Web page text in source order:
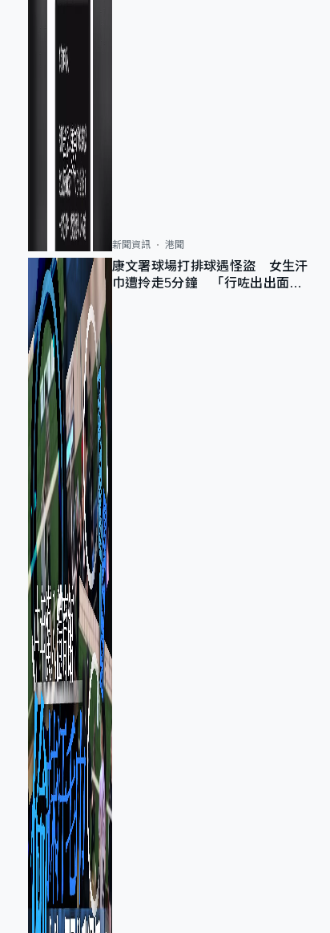
新聞資訊 港聞
康文署球場打排球遇怪盜 女生汗
巾遭拎走5分鐘 「行咗出出面唔